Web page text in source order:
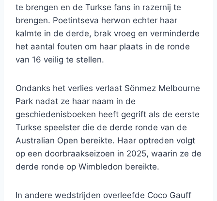
te brengen en de Turkse fans in razernij te
brengen. Poetintseva herwon echter haar
kalmte in de derde, brak vroeg en verminderde
het aantal fouten om haar plaats in de ronde
van 16 veilig te stellen.
Ondanks het verlies verlaat Sönmez Melbourne
Park nadat ze haar naam in de
geschiedenisboeken heeft gegrift als de eerste
Turkse speelster die de derde ronde van de
Australian Open bereikte. Haar optreden volgt
op een doorbraakseizoen in 2025, waarin ze de
derde ronde op Wimbledon bereikte.
In andere wedstrijden overleefde Coco Gauff